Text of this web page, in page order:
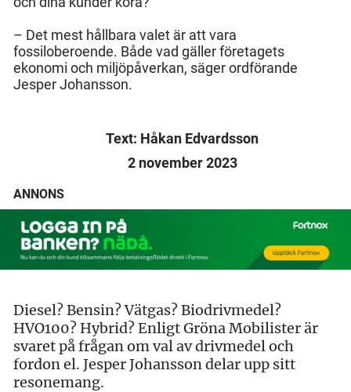
– Det mest hållbara valet är att vara
fossiloberoende. Både vad gäller företagets
ekonomi och miljöpåverkan, säger ordförande
Jesper Johansson.
Text: Håkan Edvardsson
2 november 2023
ANNONS
Diesel? Bensin? Vätgas? Biodrivmedel?
HVO100? Hybrid? Enligt Gröna Mobilister är
svaret på frågan om val av drivmedel och
fordon el. Jesper Johansson delar upp sitt
resonemang.